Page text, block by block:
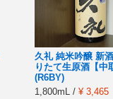
久礼 純米吟醸 新
りたて生原酒【中
(R6BY)
1,800mL / ¥ 3,465